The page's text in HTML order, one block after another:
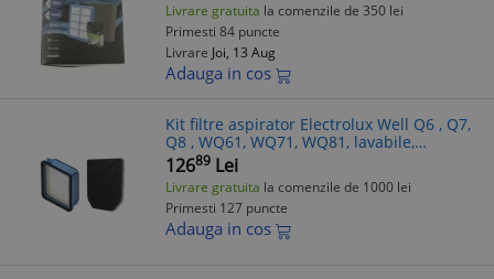
Livrare gratuita la comenzile de 350 lei
Primesti 84 puncte
Livrare Joi, 13 Aug
Adauga in cos
Kit filtre aspirator Electrolux Well Q6 , Q7,
Q8 , WQ61, WQ71, WQ81, lavabile,
originale
12689 Lei
Livrare gratuita la comenzile de 1000 lei
Primesti 127 puncte
Adauga in cos